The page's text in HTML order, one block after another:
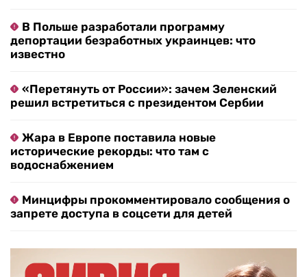
В Польше разработали программу
депортации безработных украинцев: что
известно
«Перетянуть от России»: зачем Зеленский
решил встретиться с президентом Сербии
Жара в Европе поставила новые
исторические рекорды: что там с
водоснабжением
Минцифры прокомментировало сообщения о
запрете доступа в соцсети для детей